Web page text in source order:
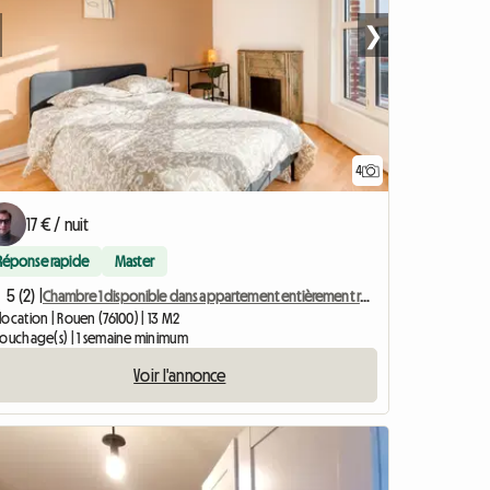
4
❯
17 € / nuit
rapide Master
5 (2) |
Chambre 1 disponible dans appartement entièrement rénové
| Rouen (76100) | 13 M2
| 1 semaine minimum
Voir l'annonce